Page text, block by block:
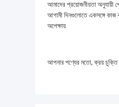
আমাদের প্রয়োজনীয়তা অনুযায়ী
আগামী দিনগুলোতে একসঙ্গে
অপেক্ষায়
আপনার পণ্যের মতো, ক্রয় চুক্তি